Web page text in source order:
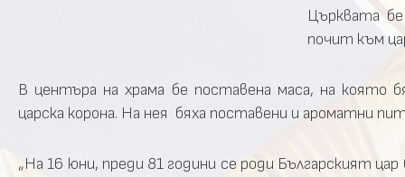
Църквата
почит към
В центъра на храма бе поставена маса, на която
царска корона. На нея бяха поставени и ароматни
„На 16 юни, преди 81 години се роди Българският